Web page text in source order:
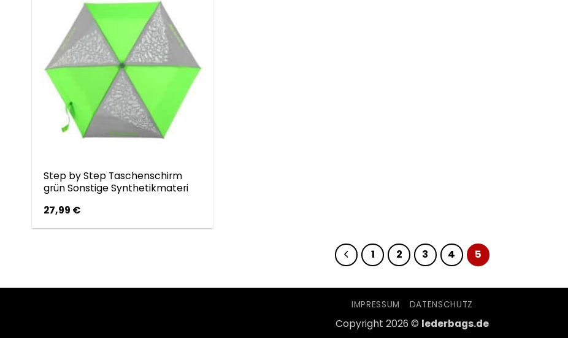
Step by Step Taschenschirm
grün Sonstige Synthetikmateri
27,99 €
1 2 3 4 5
IMPRESSUM DATENSCHUTZ
Copyright 2026 © lederbags.de